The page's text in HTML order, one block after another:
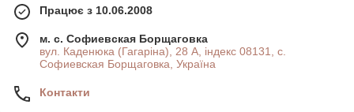
Працює з 10.06.2008
м. с. Софиевская Борщаговка
вул. Каденюка (Гагаріна), 28 А, індекс 08131, с.
Софиевская Борщаговка, Україна
Контакти